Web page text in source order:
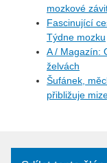
mozkové
Fascinující
Týdne mozku
A / Magazín:
želvách
Šufánek,
přibližuje